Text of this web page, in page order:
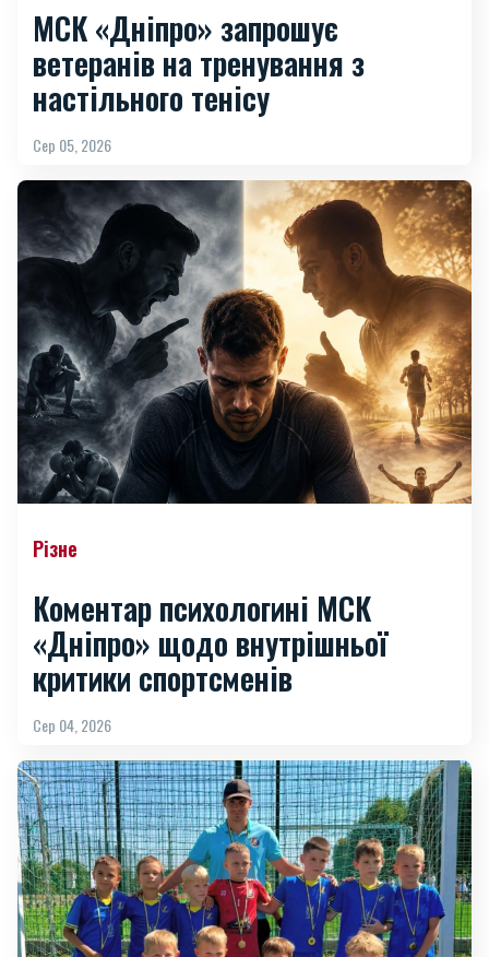
МСК «Дніпро» запрошує
ветеранів на тренування з
настільного тенісу
Сер 05, 2026
Різне
Коментар психологині МСК
«Дніпро» щодо внутрішньої
критики спортсменів
Сер 04, 2026